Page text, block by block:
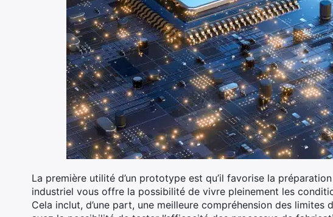
La première utilité d’un prototype est qu’il favorise la
industriel vous offre la possibilité de vivre pleinement les
Cela inclut, d’une part, une meilleure compréhension des limites